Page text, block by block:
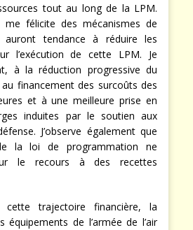
tout au long de la LPM.
me félicite des mécanismes de
auront tendance à réduire les
l’exécution de cette LPM. Je
à la réduction progressive du
financement des surcoûts des
et à une meilleure prise en
induites par le soutien aux
J’observe également que
la loi de programmation ne
le recours à des recettes
trajectoire financière, la
équipements de l’armée de l’air